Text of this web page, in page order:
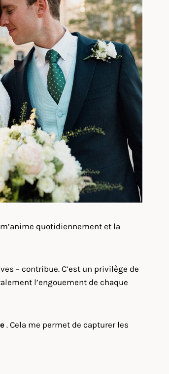
quotidiennement et la
– contribue. C’est un privilège de
l’engouement de chaque
. Cela me permet de capturer les